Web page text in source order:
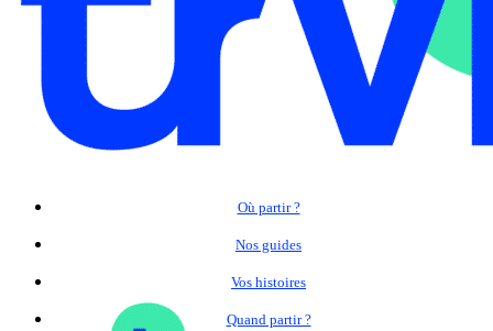
Où partir ?
Nos guides
Vos histoires
Quand partir ?